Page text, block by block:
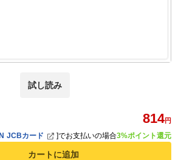
試し読み
814円
JCBカード ]でお支払いの場合3%ポイント還元
カートに追加